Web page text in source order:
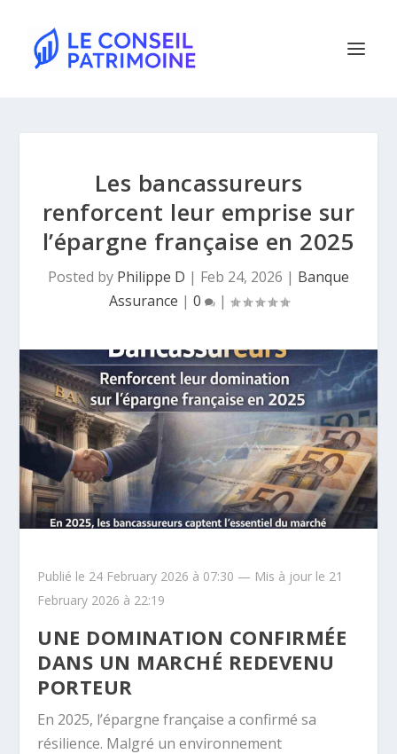
Les bancassureurs
renforcent leur emprise sur
l’épargne française en 2025
Posted by Philippe D | Feb 24, 2026 | Banque
Assurance | 0 |
Publié le 24 February 2026 à 07:30 — Mis à jour le 21
February 2026 à 22:19
UNE DOMINATION CONFIRMÉE
DANS UN MARCHÉ REDEVENU
PORTEUR
En 2025, l’épargne française a confirmé sa
résilience. Malgré un environnement